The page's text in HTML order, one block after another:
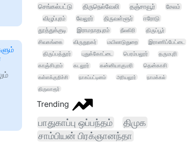
செங்கல்பட்டு
திருநெல்வேலி தஞ்சாவூர்
சேலம்
விழுப்புரம்
வேலூர் திருவள்ளூர்
ஈரோடு
தூத்துக்குடி
இராமநாதபுரம் நீலகிரி
திருப்பூர்
சிவகங்கை
விருதுநகர் மயிலாடுதுறை
இராணிப்பேட்டை
திருப்பத்தூர்
புதுக்கோட்டை பெரம்பலூர்
தருமபுரி
காஞ்சிபுரம்
கடலூர் கன்னியாகுமரி தென்காசி
கள்ளக்குறிச்சி நாகப்பட்டினம் அரியலூர்
நாமக்கல்
திருவாரூர்
Trending
பாதுகாப்பு ஒப்பந்தம் திமுக
சாம்பியன் பிரக்ஞானந்தா